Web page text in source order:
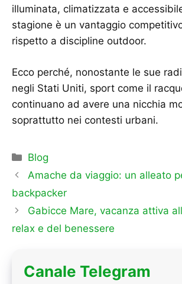
illuminata, climatizzata e
stagione è un vantaggio
rispetto a discipline outdoor.
Ecco perché, nonostante le sue
negli Stati Uniti, sport come il
continuano ad avere una nicchia
soprattutto nei contesti urbani.
Categorie
Blog
Amache da viaggio: un alleato
backpacker
Gabicce Mare, vacanza attiva
relax e del benessere
Canale Telegram